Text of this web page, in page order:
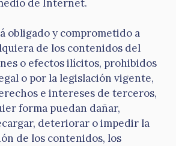
de Internet.
obligado y comprometido a
de los contenidos del
o efectos ilícitos, prohibidos
o por la legislación vigente,
e intereses de terceros,
forma puedan dañar,
deteriorar o impedir la
de los contenidos, los